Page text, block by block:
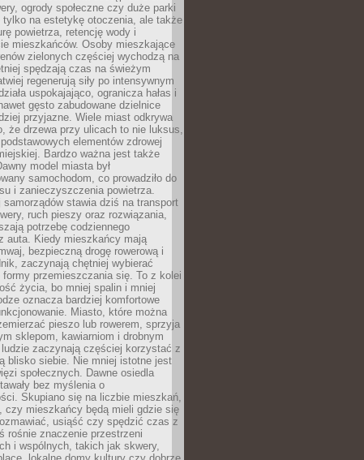
ogrody społeczne czy duże parki
tylko na estetykę otoczenia, ale także
powietrza, retencję wody i
mieszkańców. Osoby mieszkające
zielonych częściej wychodzą na
spędzają czas na świeżym
regenerują siły po intensywnym
uspokajająco, ogranicza hałas i
gęsto zabudowane dzielnice
przyjazne. Wiele miast odkrywa
że drzewa przy ulicach to nie luksus,
elementów zdrowej
Bardzo ważna jest także
model miasta był
samochodom, co prowadziło do
i zanieczyszczenia powietrza.
samorządów stawia dziś na transport
ruch pieszy oraz rozwiązania,
potrzebę codziennego
auta. Kiedy mieszkańcy mają
bezpieczną drogę rowerową i
zaczynają chętniej wybierać
formy przemieszczania się. To z kolei
życia, bo mniej spalin i mniej
oznacza bardziej komfortowe
Miasto, które można
pieszo lub rowerem, sprzyja
sklepom, kawiarniom i drobnym
ludzie zaczynają częściej korzystać z
blisko siebie. Nie mniej istotne jest
społecznych. Dawne osiedla
bez myślenia o
Skupiano się na liczbie mieszkań,
czy mieszkańcy będą mieli gdzie się
usiąść czy spędzić czas z
rośnie znaczenie przestrzeni
i wspólnych, takich jak skwery,